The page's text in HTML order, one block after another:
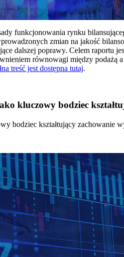
funkcjonowania rynku
zmian na jakość
dalszej poprawy. Celem raportu
równowagi między podażą
treść jest dostępna tutaj.
kluczowy bodziec
bodziec kształtujący zachowanie